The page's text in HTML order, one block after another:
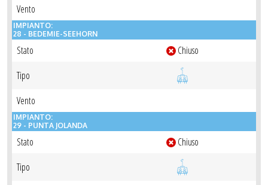
Vento
IMPIANTO:
28 - BEDEMIE-SEEHORN
Stato
Chiuso
Tipo
Vento
IMPIANTO:
29 - PUNTA JOLANDA
Stato
Chiuso
Tipo